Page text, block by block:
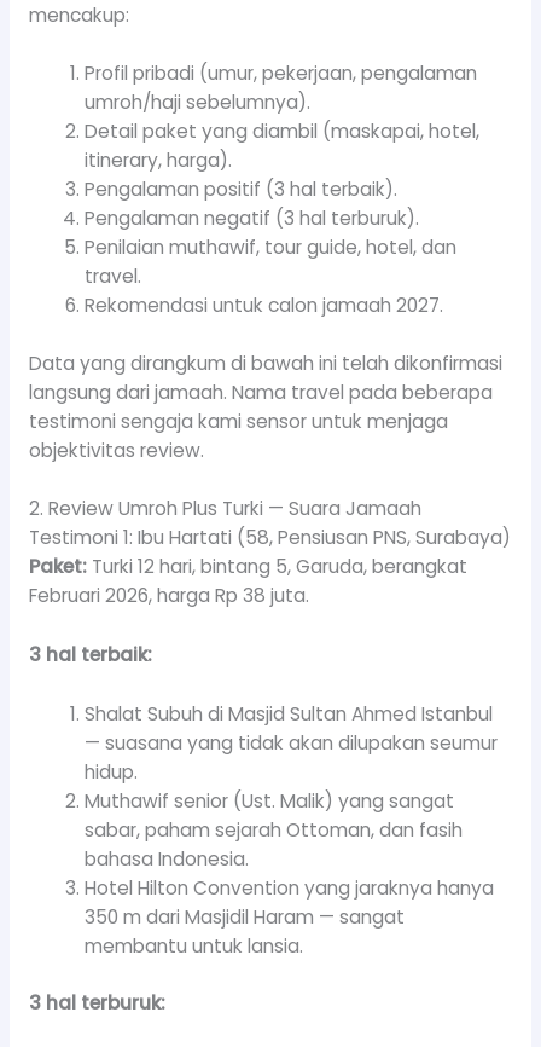
mencakup:
Profil pribadi (umur, pekerjaan, pengalaman
umroh/haji sebelumnya).
Detail paket yang diambil (maskapai, hotel,
itinerary, harga).
Pengalaman positif (3 hal terbaik).
Pengalaman negatif (3 hal terburuk).
Penilaian muthawif, tour guide, hotel, dan
travel.
Rekomendasi untuk calon jamaah 2027.
Data yang dirangkum di bawah ini telah dikonfirmasi
langsung dari jamaah. Nama travel pada beberapa
testimoni sengaja kami sensor untuk menjaga
objektivitas review.
2. Review Umroh Plus Turki — Suara Jamaah
Testimoni 1: Ibu Hartati (58, Pensiusan PNS, Surabaya)
Paket:Turki 12 hari, bintang 5, Garuda, berangkat
Februari 2026, harga Rp 38 juta.
3 hal terbaik:
Shalat Subuh di Masjid Sultan Ahmed Istanbul
— suasana yang tidak akan dilupakan seumur
hidup.
Muthawif senior (Ust. Malik) yang sangat
sabar, paham sejarah Ottoman, dan fasih
bahasa Indonesia.
Hotel Hilton Convention yang jaraknya hanya
350 m dari Masjidil Haram — sangat
membantu untuk lansia.
3 hal terburuk: